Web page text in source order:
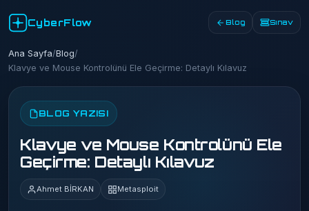
CyberFlow Blog Sınav
Ana Sayfa/Blog/
Klavye ve Mouse Kontrolünü Ele Geçirme: Detaylı Kılavuz
BLOG YAZISI
Klavye ve Mouse Kontrolünü Ele
Geçirme: Detaylı Kılavuz
Ahmet BİRKAN Metasploit